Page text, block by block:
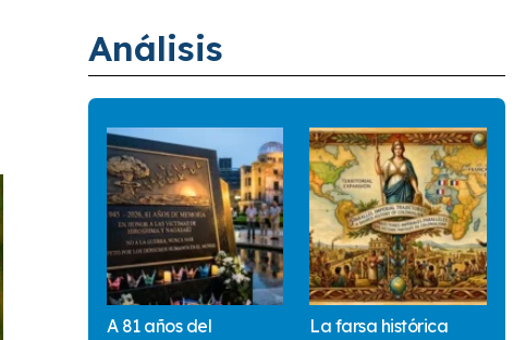
Análisis
A 81 años del
La farsa histórica